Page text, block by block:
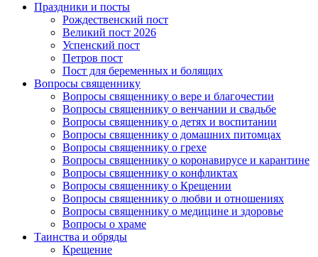
Праздники и посты
Рождественский пост
Великий пост 2026
Успенский пост
Петров пост
Пост для беременных и болящих
Вопросы священнику
Вопросы священнику о вере и благочестии
Вопросы священнику о венчании и свадьбе
Вопросы священнику о детях и воспитании
Вопросы священнику о домашних питомцах
Вопросы священнику о грехе
Вопросы священнику о коронавирусе и карантине
Вопросы священнику о конфликтах
Вопросы священнику о Крещении
Вопросы священнику о любви и отношениях
Вопросы священнику о медицине и здоровье
Вопросы о храме
Таинства и обряды
Крещение